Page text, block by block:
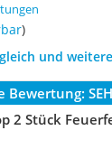
)
und
Bewertung:
2 Stück